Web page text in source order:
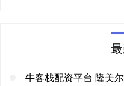
牛客栈配资平台 隆美